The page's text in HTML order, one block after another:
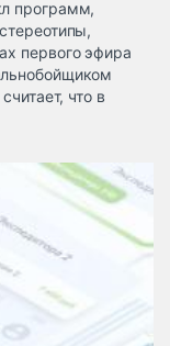
программ,
первого эфира
что в